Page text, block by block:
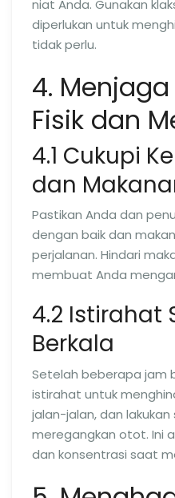
niat Anda. Gunakan
diperlukan untuk
tidak perlu.
4.
Fisik dan
4.1 Cukupi
dan
Pastikan Anda dan
dengan baik dan
perjalanan. Hindari
membuat Anda
4.2 Istirahat
Berkala
Setelah beberapa jam
istirahat untuk
jalan-jalan, dan
meregangkan otot. Ini
dan konsentrasi saat